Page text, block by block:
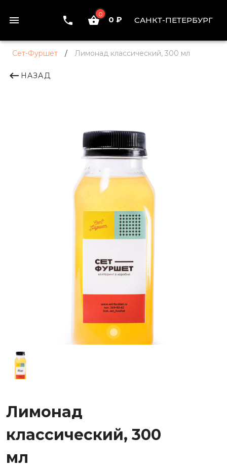
0
0 ₽ САНКТ-ПЕТЕРБУРГ
Сет-Фуршет / Лимонад классический, 300 мл
НАЗАД
Лимонад
классический, 300
мл